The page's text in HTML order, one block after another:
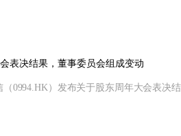
表决结果，董事委员会组成变动
（0994.HK）发布关于股东周年大会表决